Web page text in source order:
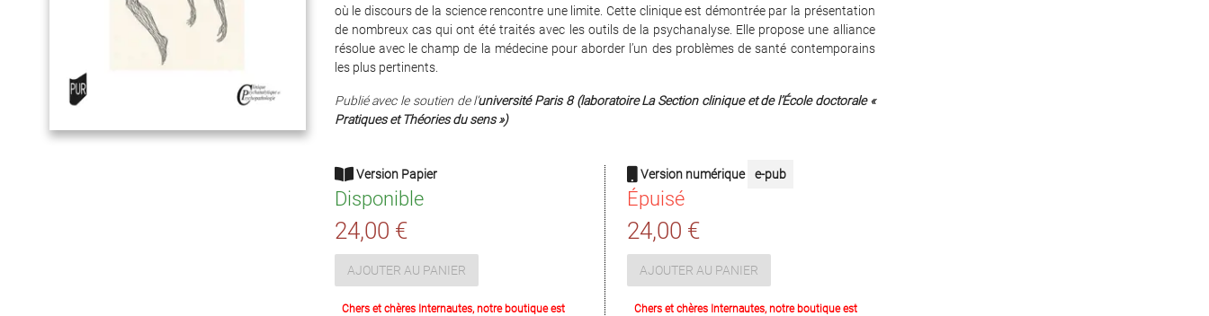
où le discours de la science rencontre une limite. Cette clinique est démontrée par la présentation
de nombreux cas qui ont été traités avec les outils de la psychanalyse. Elle propose une alliance
résolue avec le champ de la médecine pour aborder l’un des problèmes de santé contemporains
les plus pertinents.
Publié avec le soutien de l’université Paris 8 (laboratoire La Section clinique et de l’École doctorale «
Pratiques et Théories du sens »)
Version Papier
Disponible
24,00 €
AJOUTER AU PANIER
Chers et chères Internautes, notre boutique est
Version numérique e-pub
Épuisé
24,00 €
AJOUTER AU PANIER
Chers et chères Internautes, notre boutique est